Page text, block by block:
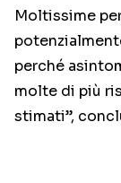
Moltissime
perché
molte di più
stimati”,